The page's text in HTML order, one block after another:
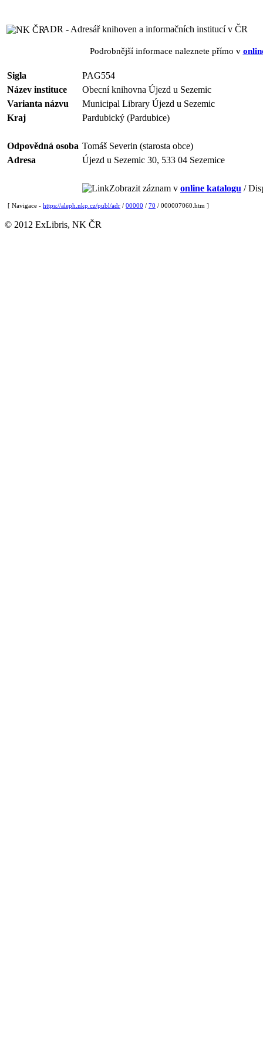
ADR - Adresář knihoven a informačních institucí v ČR
Podrobnější informace naleznete přímo v
Sigla
PAG554
Název instituce
Obecní knihovna Újezd u Sezemic
Varianta názvu
Municipal Library Újezd u Sezemic
Kraj
Pardubický (Pardubice)
Odpovědná osoba Tomáš Severin (starosta obce)
Adresa
Újezd u Sezemic 30, 533 04 Sezemice
Zobrazit záznam v online katalogu /
[ Navigace - https://aleph.nkp.cz/publ/adr / 00000 / 70 / 000007060.htm ]
© 2012 ExLibris, NK ČR